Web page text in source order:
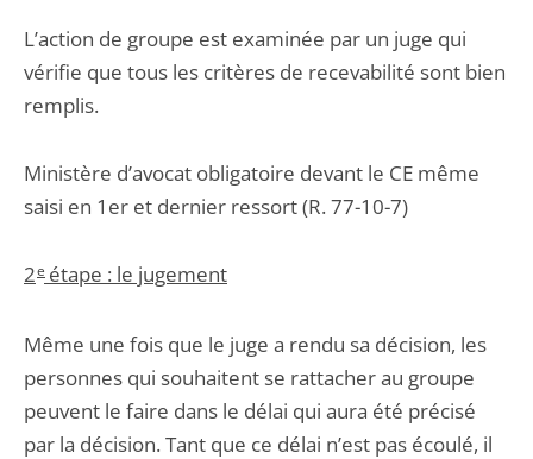
L’action de groupe est examinée par un juge qui
vérifie que tous les critères de recevabilité sont bien
remplis.
Ministère d’avocat obligatoire devant le CE même
saisi en 1er et dernier ressort (R. 77-10-7)
2eétape : le jugement
Même une fois que le juge a rendu sa décision, les
personnes qui souhaitent se rattacher au groupe
peuvent le faire dans le délai qui aura été précisé
par la décision. Tant que ce délai n’est pas écoulé, il